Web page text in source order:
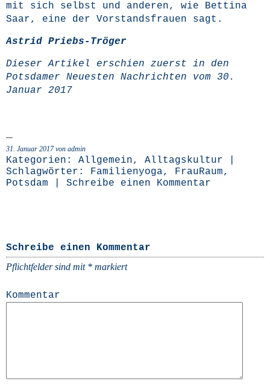
mit sich selbst und ande­ren, wie Bet­ti­na
Saar, eine der Vor­stands­frau­en sagt.
Astrid Priebs-Trö­ger
Die­ser Arti­kel erschien zuerst in den
Pots­da­mer Neu­es­ten Nach­rich­ten vom 30.
Janu­ar 2017
31. Januar 2017 von admin
Kategorien: Allgemein, Alltagskultur
Schlagwörter: Familienyoga, FrauRaum,
Potsdam
Schreibe einen Kommentar
Schreibe einen Kommentar
Pflichtfelder sind mit * markiert
Kommentar